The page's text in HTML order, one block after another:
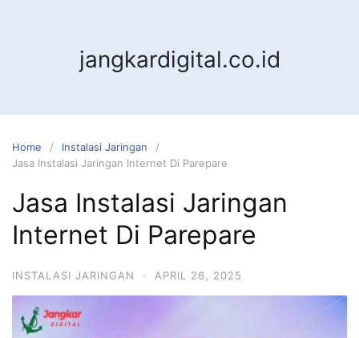
jangkardigital.co.id
Home
Instalasi Jaringan
Jasa Instalasi Jaringan Internet Di Parepare
Jasa Instalasi Jaringan
Internet Di Parepare
INSTALASI JARINGAN · APRIL 26, 2025